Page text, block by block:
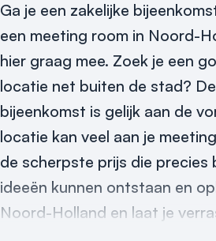
Ga je een zakelijke
een meeting room in Noord-
hier graag mee. Zoek je een
locatie net buiten de stad?
bijeenkomst is gelijk aan de
locatie kan veel aan je
de scherpste prijs die precies
ideeën kunnen ontstaan en
Noord-Holland en laat je